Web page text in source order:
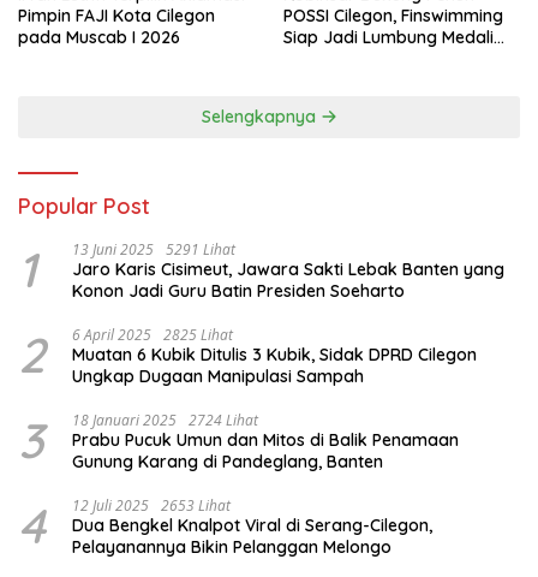
Pimpin FAJI Kota Cilegon
pada Muscab I 2026
POSSI Cilegon, Finswimming
Siap Jadi Lumbung Medali
Selengkapnya
Popular Post
1 13 Juni 2025 5291 Lihat
Jaro Karis Cisimeut, Jawara Sakti Lebak Banten yang
Konon Jadi Guru Batin Presiden Soeharto
2 6 April 2025 2825 Lihat
Muatan 6 Kubik Ditulis 3 Kubik, Sidak DPRD Cilegon
Ungkap Dugaan Manipulasi Sampah
3 18 Januari 2025 2724 Lihat
Prabu Pucuk Umun dan Mitos di Balik Penamaan
Gunung Karang di Pandeglang, Banten
4 12 Juli 2025 2653 Lihat
Dua Bengkel Knalpot Viral di Serang-Cilegon,
Pelayanannya Bikin Pelanggan Melongo